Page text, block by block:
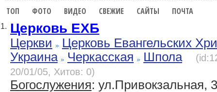
ТОП ФОТО ВИДЕО СВЕЖИЕ САЙТЫ ПОЧТА
1. Церковь ЕХБ
Церкви
Церковь Евангельских
Украина
Черкасская Шпола
20/01/05, Хитов: 0)
Богослужения: ул.Привокзальная,